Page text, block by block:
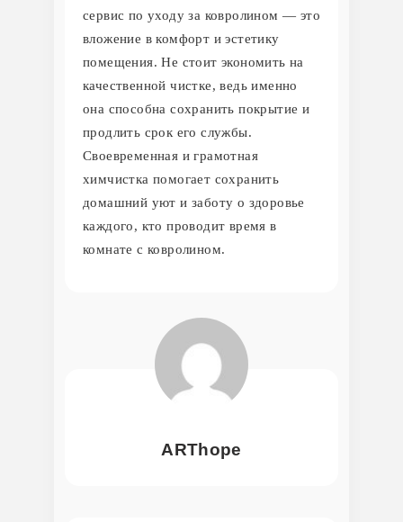
сервис по уходу за ковролином — это
вложение в комфорт и эстетику
помещения. Не стоит экономить на
качественной чистке, ведь именно
она способна сохранить покрытие и
продлить срок его службы.
Своевременная и грамотная
химчистка помогает сохранить
домашний уют и заботу о здоровье
каждого, кто проводит время в
комнате с ковролином.
ARThope